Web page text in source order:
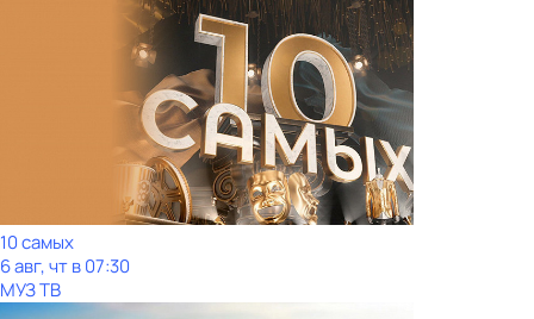
10 самых
6 авг, чт в 07:30
МУЗ ТВ